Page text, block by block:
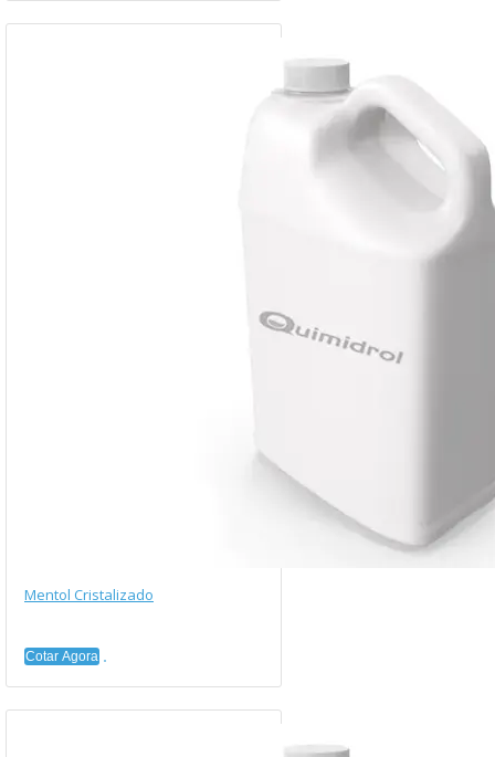
Mentol Cristalizado
Cotar Agora